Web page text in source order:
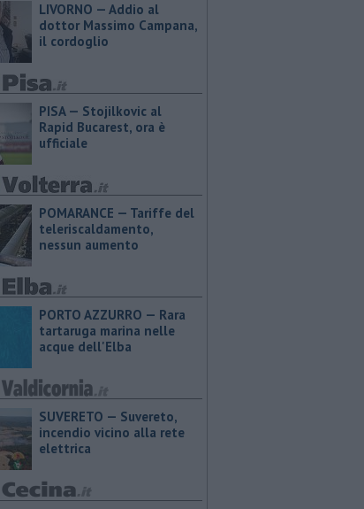
LIVORNO — Addio al
dottor Massimo Campana,
il cordoglio
PISA — Stojilkovic al
Rapid Bucarest, ora è
ufficiale
POMARANCE — Tariffe del
teleriscaldamento,
nessun aumento
PORTO AZZURRO — Rara
tartaruga marina nelle
acque dell'Elba
SUVERETO — Suvereto,
incendio vicino alla rete
elettrica